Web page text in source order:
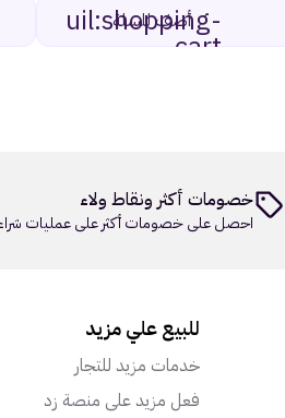
uil:shopping-
cart
أضف للسلة
خصومات أكثر ونقاط ولاء
احصل على خصومات أكثر على عمليات
للبيع علي مزيد
خدمات مزيد للتجار
فعل مزيد على منصة زد